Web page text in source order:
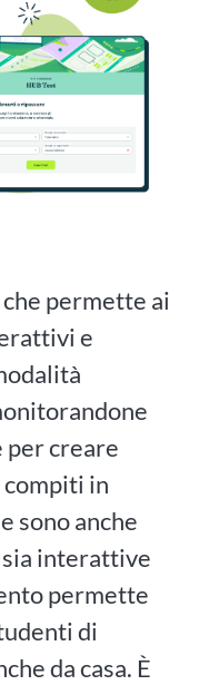
permette ai
e
per creare
in
sono anche
interattive
permette
di
da casa. È